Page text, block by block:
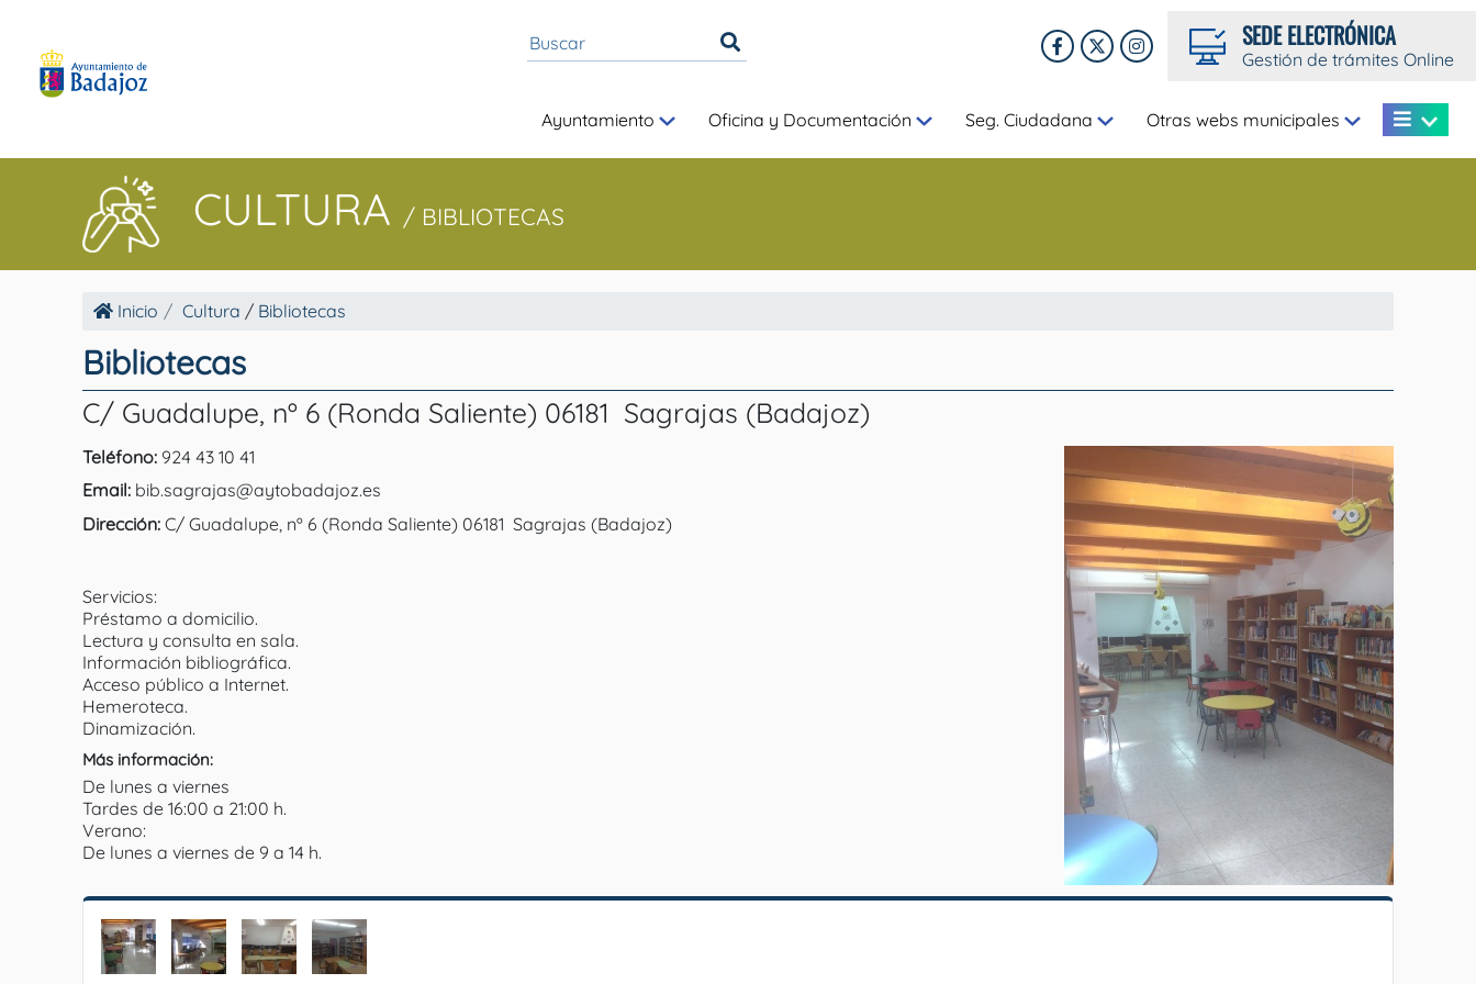
SEDE ELECTRÓNICA
Gestión de trámites Online
Ayuntamiento Oficina y Documentación Seg. Ciudadana Otras webs municipales
CULTURA / BIBLIOTECAS
Inicio Cultura / Bibliotecas
Bibliotecas
C/ Guadalupe, nº 6 (Ronda Saliente) 06181  Sagrajas (Badajoz)
Teléfono: 924 43 10 41
Email: bib.sagrajas@aytobadajoz.es
Dirección: C/ Guadalupe, nº 6 (Ronda Saliente) 06181  Sagrajas (Badajoz)
Servicios:
Préstamo a domicilio.
Lectura y consulta en sala.
Información bibliográfica.
Acceso público a Internet.
Hemeroteca.
Dinamización.
Más información:
De lunes a viernes
Tardes de 16:00 a 21:00 h.
Verano:
De lunes a viernes de 9 a 14 h.